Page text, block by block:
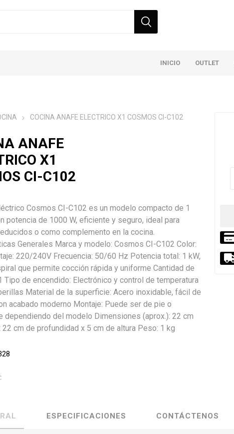
INICIO OUTLET
COCINA ANAFE ELECTRICO X1 COSMOS CI-C102
ANAFE
X1
CI-C102
Cosmos CI-C102 es un modelo compacto de 1
potencia de 1000 W, eficiente y seguro, ideal para
o como complemento en la cocina.
Generales Marca y modelo: Cosmos CI-C102 Color:
220/240V Frecuencia: 50/60 Hz Potencia total: 1 kW,
que permite cocción rápida y uniforme Cantidad de
Tipo de encendido: Electrónico y control de temperatura
Material de la superficie: Acero inoxidable, fácil de
acabado moderno Montaje: Puede ser de pie o
dependiendo del modelo Dimensiones (aprox.): 22 cm
22 cm de profundidad x 5 cm de altura Peso: 1 kg
ESPECIFICACIONES CONTÁCTENOS